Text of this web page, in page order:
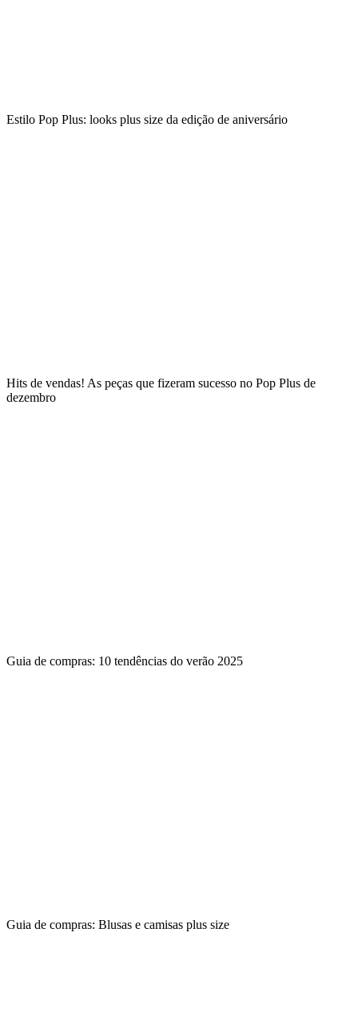
Estilo Pop Plus: looks plus size da edição de aniversário
Hits de vendas! As peças que fizeram sucesso no Pop Plus de
dezembro
Guia de compras: 10 tendências do verão 2025
Guia de compras: Blusas e camisas plus size